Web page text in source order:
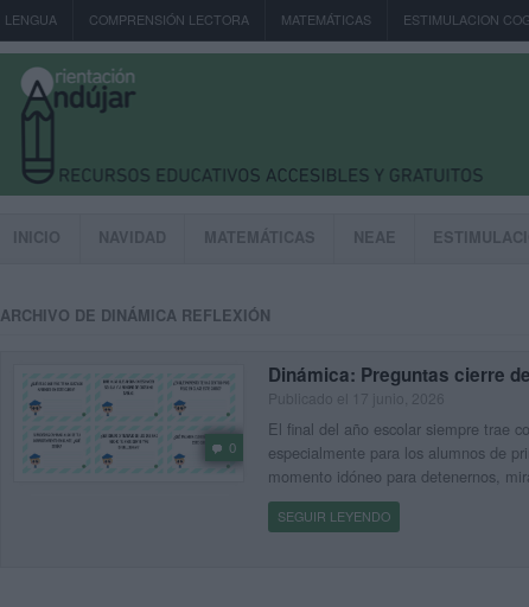
LENGUA COMPRENSIÓN LECTORA MATEMÁTICAS ESTIMULACION
INICIO NAVIDAD MATEMÁTICAS NEAE
ARCHIVO DE DINÁMICA REFLEXIÓN
0
Dinámica: Preguntas cierre
El final del año escolar siempre trae
especialmente para los alumnos de
momento idóneo para detenernos,
SEGUIR LEYENDO